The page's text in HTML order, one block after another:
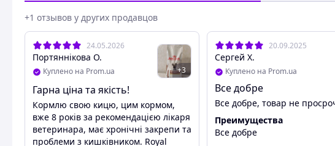
Поддержание пищеварительной системы
Высокоусвояемая формула со сбалансированным содержанием
пребиотики, для поддержания здорового пищеварения и кишечного
Поддержание кишечного транзита
Специализированная формула (с высоким содержанием подорожника),
здоровый кишечный транзит.
Необходимый уровень энергии
+1 отзывов у других продавцов
24.05.2026
Портяннікова О.
Куплено на Prom.ua +3
Гарна ціна та якість!
Кормлю свою кицю, цим кормом,
вже 8 років за рекомендацією лікаря
ветеринара, має хронічні закрепи та
проблеми з кишківником. Royal
20.09.2025
Сергей Х.
Куплено на Prom.ua
Все добре
Все добре, товар не
Преимущества
Все добре